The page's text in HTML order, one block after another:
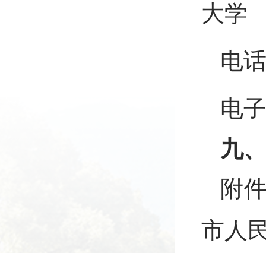
大学
电
电
九
附
市人